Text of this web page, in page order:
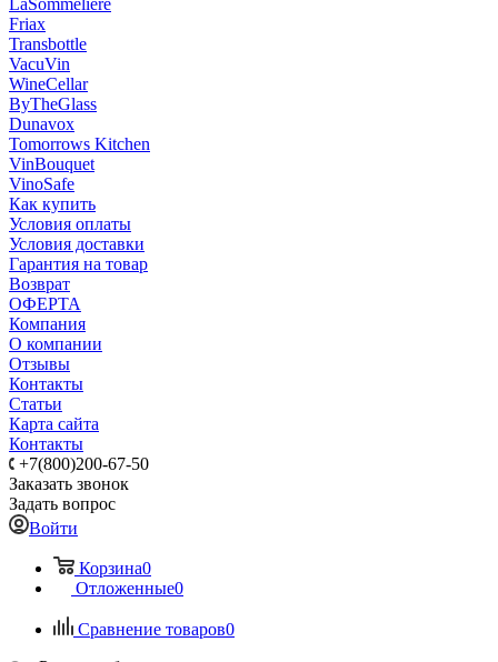
LaSommeliere
Friax
Transbottle
VacuVin
WineCellar
ByTheGlass
Dunavox
Tomorrows Kitchen
VinBouquet
VinoSafe
Как купить
Условия оплаты
Условия доставки
Гарантия на товар
Возврат
ОФЕРТА
Компания
О компании
Отзывы
Контакты
Статьи
Карта сайта
Контакты
+7(800)200-67-50
Заказать звонок
Задать вопрос
Войти
Корзина0
Отложенные0
Сравнение товаров0